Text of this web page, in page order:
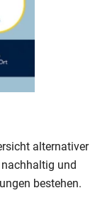
alternativer
und
bestehen.